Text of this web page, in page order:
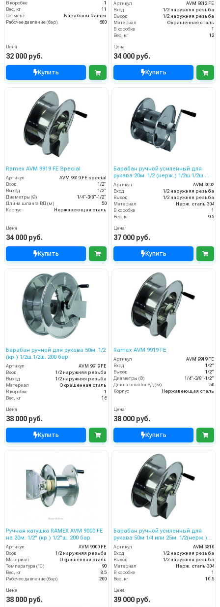
В коробке
1
Вес, кг
11
Сегмент
Барабаны Ramex
Рабочее давление (бар)
600
Цена
32 000 руб.
Купить
Артикул
AVM 9812 FE
Вход
1/2 наружняя резьба
Выход
1/2 наружняя резьба
Материал
Окрашенная сталь
В коробке
1
Вес, кг
12
Цена
34 000 руб.
Купить
Ramex AVM 9919 FE Special
Артикул
AVM 9919 FE special
Вход
1/2”
Выход
1/2”
Диаметры (Ø)
1/4”-3/8”-1/2”
Длина шланга ВД (м)
50
Корпус
Нержавеющая сталь
Цена
34 000 руб.
Купить
Барабан ручной усиленный для
рукава 20м. 1/2 (нерж.) 1/2ш.1/2ш.
200 бар
Артикул
AVM 9002
Вход
1/2 наружняя резьба
Выход
1/2 наружняя резьба
Материал
Нерж. сталь 304
В коробке
1
Вес, кг
9.5
Цена
37 000 руб.
Купить
Барабан ручной для рукава 50м. 1/2
(кр.) 1/2ш.1/2ш. 200 бар
Артикул
AVM 9919 FE
Вход
1/2 наружняя резьба
Выход
1/2 наружняя резьба
Материал
Окрашенная сталь
В коробке
1
Вес, кг
16
Цена
38 000 руб.
Купить
Ramex AVM 9919 FE
Артикул
AVM 9919 FE
Вход
1/2”
Выход
1/2”
Диаметры (Ø)
1/4”-3/8”-1/2”
Длина шланга ВД (м)
50
Корпус
Нержавеющая сталь
Цена
38 000 руб.
Купить
Ручная катушка RAMEX AVM 9000 FE
на 20м. 1/2" (кр.) 1/2"ш. 200 бар.
Артикул
AVM 9000 FE
Вход
1/2 наружняя резьба
Материал
Окрашенная сталь
Температура (°C)
90
Вес, кг
8.5
Рабочее давление (бар)
200
Цена
38 000 руб.
Барабан ручной усиленный для
рукава 50м 1/4 или 25м. 1/2(нерж.)
1/2ш.1/2ш. 200 бар.
Артикул
AVM 9810
Вход
1/2 наружняя резьба
Выход
1/2 наружняя резьба
Материал
Нерж. сталь 304
В коробке
1
Вес, кг
10.5
Цена
39 000 руб.